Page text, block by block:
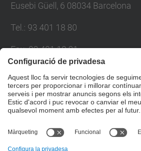
Eusebi Güell, 6 08034 Barcelona
Tel. : 93 401 18 80
Fax:93 401 18 81
Directori UPC
Formulari de contacte